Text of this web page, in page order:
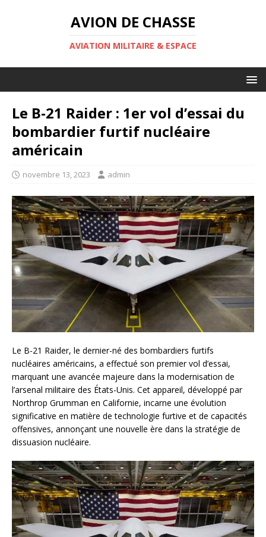
AVION DE CHASSE
AVIATION MILITAIRE & ESPACE
Le B-21 Raider : 1er vol d’essai du
bombardier furtif nucléaire
américain
novembre 13, 2023 admin
Le B-21 Raider, le dernier-né des bombardiers furtifs
nucléaires américains, a effectué son premier vol d’essai,
marquant une avancée majeure dans la modernisation de
l’arsenal militaire des États-Unis. Cet appareil, développé par
Northrop Grumman en Californie, incarne une évolution
significative en matière de technologie furtive et de capacités
offensives, annonçant une nouvelle ère dans la stratégie de
dissuasion nucléaire.